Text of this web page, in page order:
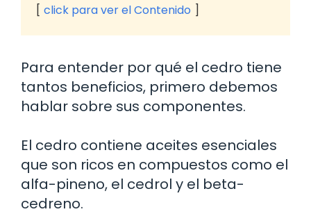
click para ver el Contenido
Para entender por qué el cedro tiene
tantos beneficios, primero debemos
hablar sobre sus componentes.
El cedro contiene aceites esenciales
que son ricos en compuestos como el
alfa-pineno, el cedrol y el beta-
cedreno.